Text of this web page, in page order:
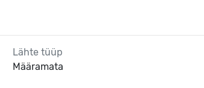
Lähte tüüp
Määramata